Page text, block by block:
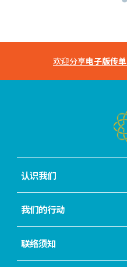
欢迎分享电子版传单
认识我们
我们的行动
联络须知